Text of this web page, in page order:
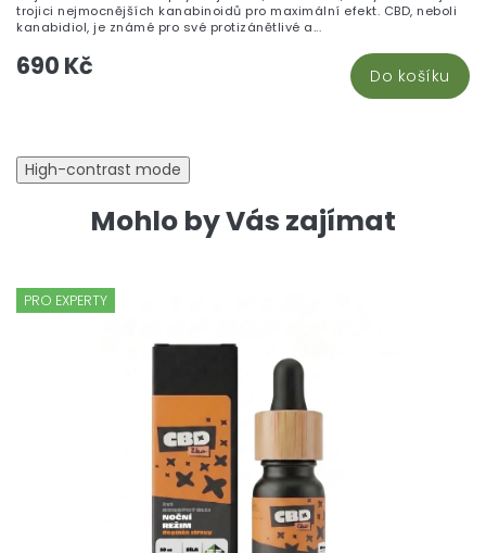
690 Kč Do košíku
trojici nejmocnějších kanabinoidů pro maximální efekt. CBD, neboli
kanabidiol, je známé pro své protizánětlivé a...
High-contrast mode
Mohlo by Vás zajímat
PRO EXPERTY